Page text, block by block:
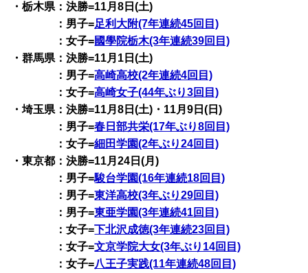
・栃木県：決勝=11月8日(土)
：男子=足利大附(7年連続45回目)
：女子=國學院栃木(3年連続39回目)
・群馬県：決勝=11月1日(土)
：男子=高崎高校(2年連続4回目)
：女子=高崎女子(44年ぶり3回目)
・埼玉県：決勝=11月8日(土)・11月9日(日)
：男子=春日部共栄(17年ぶり8回目)
：女子=細田学園(2年ぶり24回目)
・東京都：決勝=11月24日(月)
：男子=駿台学園(16年連続18回目)
：男子=東洋高校(3年ぶり29回目)
：男子=東亜学園(3年連続41回目)
：女子=下北沢成徳(3年連続23回目)
：女子=文京学院大女(3年ぶり14回目)
：女子=八王子実践(11年連続48回目)